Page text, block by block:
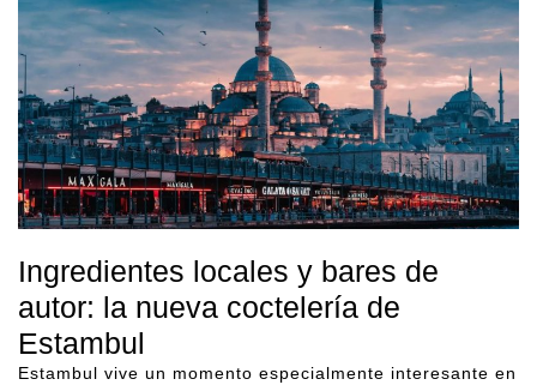
Ingredientes locales y bares de
autor: la nueva coctelería de
Estambul
Estambul vive un momento especialmente interesante en